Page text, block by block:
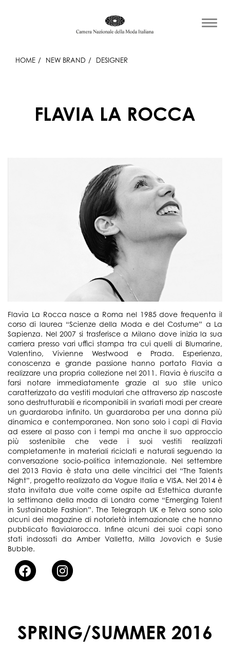
HOME NEW BRAND DESIGNER
FLAVIA LA ROCCA
Flavia La Rocca nasce a Roma nel 1985 dove frequenta il
corso di laurea “Scienze della Moda e del Costume” a La
Sapienza. Nel 2007 si trasferisce a Milano dove inizia la sua
carriera presso vari uffici stampa tra cui quelli di Blumarine,
Valentino, Vivienne Westwood e Prada. Esperienza,
conoscenza e grande passione hanno portato Flavia a
realizzare una propria collezione nel 2011. Flavia è riuscita a
farsi notare immediatamente grazie al suo stile unico
caratterizzato da vestiti modulari che attraverso zip nascoste
sono destrutturabili e ricomponibili in svariati modi per creare
un guardaroba infinito. Un guardaroba per una donna più
dinamica e contemporanea. Non sono solo i capi di Flavia
ad essere al passo con i tempi ma anche il suo approccio
più sostenibile che vede i suoi vestiti realizzati
completamente in materiali riciclati e naturali seguendo la
conversazione socio-politica internazionale. Nel settembre
del 2013 Flavia è stata una delle vincitrici del “The Talents
Night”, progetto realizzato da Vogue Italia e VISA. Nel 2014 è
stata invitata due volte come ospite ad Estethica durante
la settimana della moda di Londra come “Emerging Talent
in Sustainable Fashion”. The Telegraph UK e Telva sono solo
alcuni dei magazine di notorietà internazionale che hanno
pubblicato flavialarocca. Infine alcuni dei suoi capi sono
stati indossati da Amber Valletta, Milla Jovovich e Susie
Bubble.
SPRING/SUMMER 2016